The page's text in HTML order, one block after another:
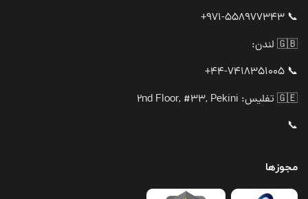
📞 971-558977343+
🇬🇧 لندن:
📞 44-7418351005+
🇬🇪 تفلیس: 2nd Floor, #33, Pekini
📞
مجوزها